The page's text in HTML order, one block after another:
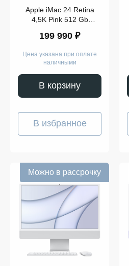
Apple iMac 24 Retina
4,5K Pink 512 Gb
199 990 ₽
Цена указана при оплате
наличными
В корзину
В избранное
Можно в рассрочку